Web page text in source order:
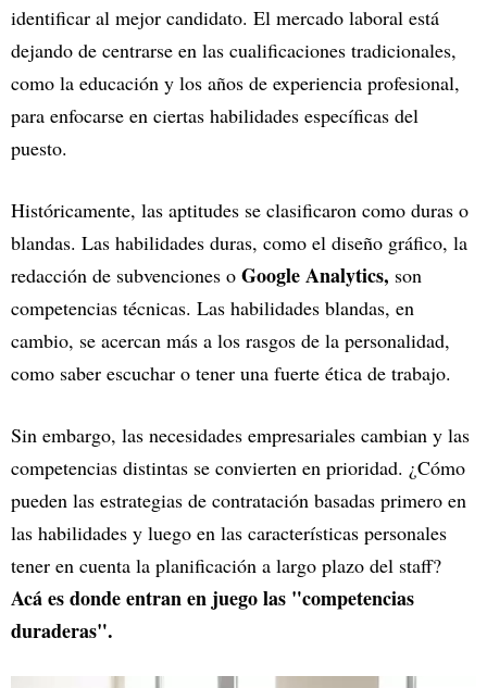
identificar al mejor candidato. El mercado laboral está
dejando de centrarse en las cualificaciones tradicionales,
como la educación y los años de experiencia profesional,
para enfocarse en ciertas habilidades específicas del
puesto.
Históricamente, las aptitudes se clasificaron como duras o
blandas. Las habilidades duras, como el diseño gráfico, la
redacción de subvenciones o Google Analytics, son
competencias técnicas. Las habilidades blandas, en
cambio, se acercan más a los rasgos de la personalidad,
como saber escuchar o tener una fuerte ética de trabajo.
Sin embargo, las necesidades empresariales cambian y las
competencias distintas se convierten en prioridad. ¿Cómo
pueden las estrategias de contratación basadas primero en
las habilidades y luego en las características personales
tener en cuenta la planificación a largo plazo del staff?
Acá es donde entran en juego las "competencias
duraderas".